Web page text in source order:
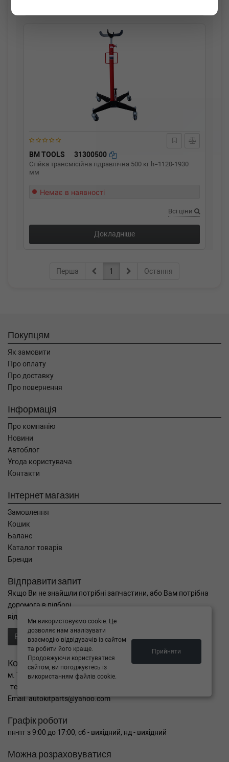
BM TOOLS 31300500
Стійкa тpaнcміcійнa гідpaвлічнa 500 кг h=1120-1930
мм
Немає в наявності
Всі ціни
Докладніше
Перша 1 Остання
Покупцям
Як замовити
Про оплату
Про доставку
Про повернення
Інформація
Про компанію
Новини
Автоблог
Угода користувача
Контакти
Інтернет магазин
Замовлення
Кошик
Баланс
Каталог товарів
Бренди
Відправити запит
Якщо Ви не знайшли потрібні запчастини, або Вам потрібна
допомога в підборі,
відправте нам запит - ми Вам допоможемо
Відправити запит продавцю
Контакти
м. Тернопіль вул. Микулинецька 106а
тел. +38(099)650-59-19
Email. autokitparts@yahoo.com
Графік роботи
пн-пт з 9:00 до 17:00, сб - вихідний, нд - вихідний
Можна розраховуватися
Ми використовуємо cookie. Це
дозволяє нам аналізувати
взаємодію відвідувачів із сайтом
та робити його краще.
Продовжуючи користуватися
сайтом, ви погоджуєтесь із
використанням файлів cookie.
Прийняти